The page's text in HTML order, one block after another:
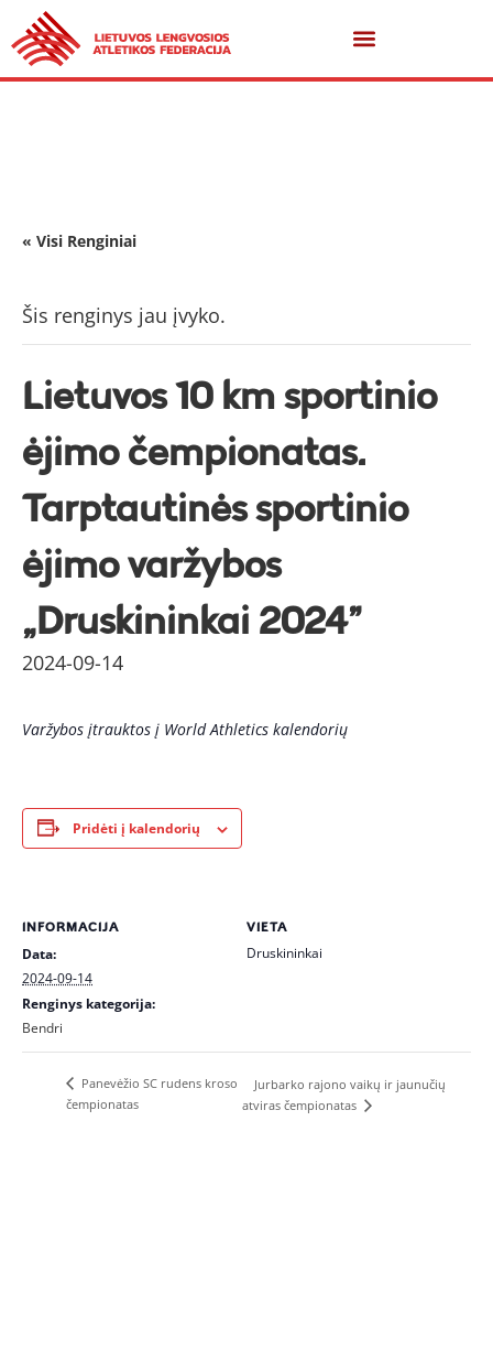
« Visi Renginiai
Šis renginys jau įvyko.
Lietuvos 10 km sportinio
ėjimo čempionatas.
Tarptautinės sportinio
ėjimo varžybos
„Druskininkai 2024”
2024-09-14
Varžybos įtrauktos į World Athletics kalendorių
Pridėti į kalendorių
INFORMACIJA
Data:
2024-09-14
Renginys kategorija:
Bendri
VIETA
Druskininkai
Panevėžio SC rudens kroso
čempionatas
Jurbarko rajono vaikų ir jaunučių
atviras čempionatas